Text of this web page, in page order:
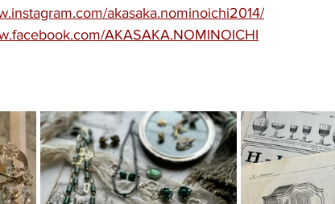
akasaka.nominoichi2014/
AKASAKA.NOMINOICHI